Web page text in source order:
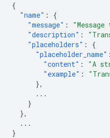
{
"name" :
{
"message" :
"description" :
"placeholders" :
{
"placeholder_name" :
"content" :
"A
"example" :
},
...
}
},
...
}